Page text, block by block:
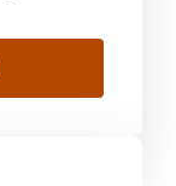
im
FUHR